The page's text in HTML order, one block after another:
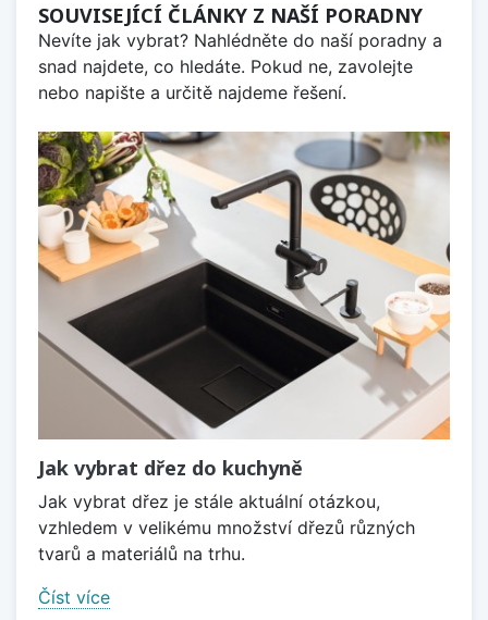
SOUVISEJÍCÍ ČLÁNKY Z NAŠÍ PORADNY
Nevíte jak vybrat? Nahlédněte do naší poradny a
snad najdete, co hledáte. Pokud ne, zavolejte
nebo napište a určitě najdeme řešení.
Jak vybrat dřez do kuchyně
Jak vybrat dřez je stále aktuální otázkou,
vzhledem v velikému množství dřezů různých
tvarů a materiálů na trhu.
Číst více